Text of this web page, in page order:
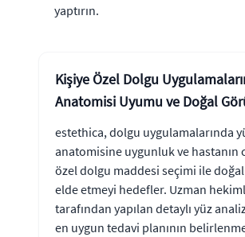
yaptırın.
Kişiye Özel Dolgu
Anatomisi Uyumu ve Doğal
estethica, dolgu uygulamalarında
anatomisine uygunluk ve hastanın
özel dolgu maddesi seçimi ile
elde etmeyi hedefler. Uzman
tarafından yapılan detaylı yüz
en uygun tedavi planının